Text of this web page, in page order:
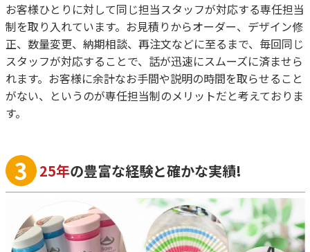
お客様ひとりに対して同じ担当スタッフが対応する専任担当
制を取り入れています。お見積りからオーダー、デザイン修
正、数量変更、納期相談、再注文などに至るまで、毎回同じ
スタッフが対応することで、話が迅速にスムーズに済ませら
れます。お客様に余計なお手間や説明の時間を取らせること
がない、というのが専任担当制のメリットだと考えておりま
す。
3 25年の豊富な経験と確かな実績!